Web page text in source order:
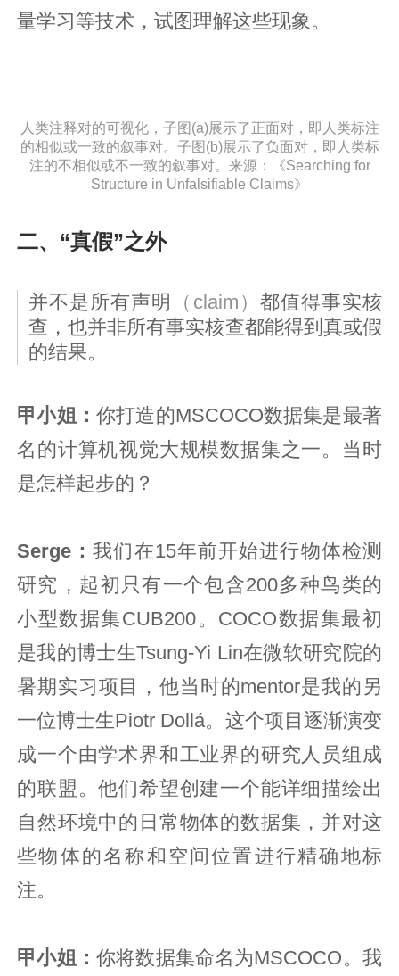
量学习等技术，试图理解这些现象。
人类注释对的可视化，子图(a)展示了正面对，即人类标注
的相似或一致的叙事对。子图(b)展示了负面对，即人类标
注的不相似或不一致的叙事对。来源：《Searching for
Structure in Unfalsifiable Claims》
二、“真假”之外
并不是所有声明 （claim） 都值得事实核
查，也并非所有事实核查都能得到真或假
的结果。
甲小姐： 你打造的MSCOCO数据集是最著
名的计算机视觉大规模数据集之一。当时
是怎样起步的？
Serge：我们在15年前开始进行物体检测
研究，起初只有一个包含200多种鸟类的
小型数据集CUB200。COCO数据集最初
是我的博士生Tsung-Yi Lin在微软研究院的
暑期实习项目，他当时的mentor是我的另
一位博士生Piotr Dollá。这个项目逐渐演变
成一个由学术界和工业界的研究人员组成
的联盟。他们希望创建一个能详细描绘出
自然环境中的日常物体的数据集，并对这
些物体的名称和空间位置进行精确地标
注。
甲小姐： 你将数据集命名为MSCOCO。我